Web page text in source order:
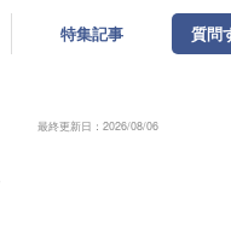
特集記事 質問
最終更新日：2026/08/06